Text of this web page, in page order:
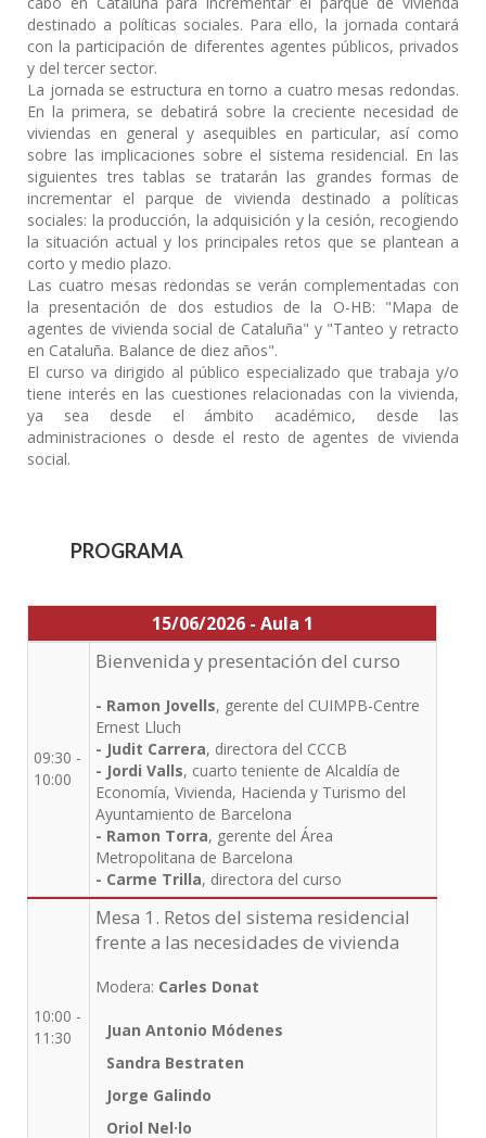
destinado a políticas sociales. Para ello, la jornada contará
con la participación de diferentes agentes públicos, privados
y del tercer sector.
La jornada se estructura en torno a cuatro mesas redondas.
En la primera, se debatirá sobre la creciente necesidad de
viviendas en general y asequibles en particular, así como
sobre las implicaciones sobre el sistema residencial. En las
siguientes tres tablas se tratarán las grandes formas de
incrementar el parque de vivienda destinado a políticas
sociales: la producción, la adquisición y la cesión, recogiendo
la situación actual y los principales retos que se plantean a
corto y medio plazo.
Las cuatro mesas redondas se verán complementadas con
la presentación de dos estudios de la O-HB: "Mapa de
agentes de vivienda social de Cataluña" y "Tanteo y retracto
en Cataluña. Balance de diez años".
El curso va dirigido al público especializado que trabaja y/o
tiene interés en las cuestiones relacionadas con la vivienda,
ya sea desde el ámbito académico, desde las
administraciones o desde el resto de agentes de vivienda
social.
PROGRAMA
15/06/2026 - Aula 1
09:30 -
10:00
Bienvenida y presentación del curso
- Ramon Jovells, gerente del CUIMPB-Centre
Ernest Lluch
- Judit Carrera, directora del CCCB
- Jordi Valls, cuarto teniente de Alcaldía de
Economía, Vivienda, Hacienda y Turismo del
Ayuntamiento de Barcelona
- Ramon Torra, gerente del Área
Metropolitana de Barcelona
- Carme Trilla, directora del curso
10:00 -
11:30
Mesa 1. Retos del sistema residencial
frente a las necesidades de vivienda
Modera: Carles Donat
Juan Antonio Módenes
Sandra Bestraten
Jorge Galindo
Oriol Nel·lo